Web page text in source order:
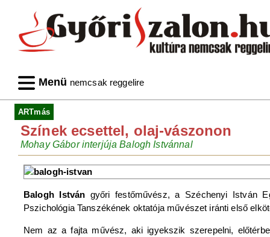
Menü nemcsak reggelire
ARTmás
Színek ecsettel, olaj-vászonon
Mohay Gábor interjúja Balogh Istvánnal
Balogh István győri festőművész, a Széchenyi István
Pszichológia Tanszékének oktatója művészet iránti első
Nem az a fajta művész, aki igyekszik szerepelni,